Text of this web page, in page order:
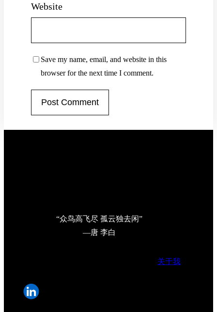
Website
Save my name, email, and website in this
browser for the next time I comment.
“众鸟高飞尽 孤云独去闲”
—唐 李白
关于我